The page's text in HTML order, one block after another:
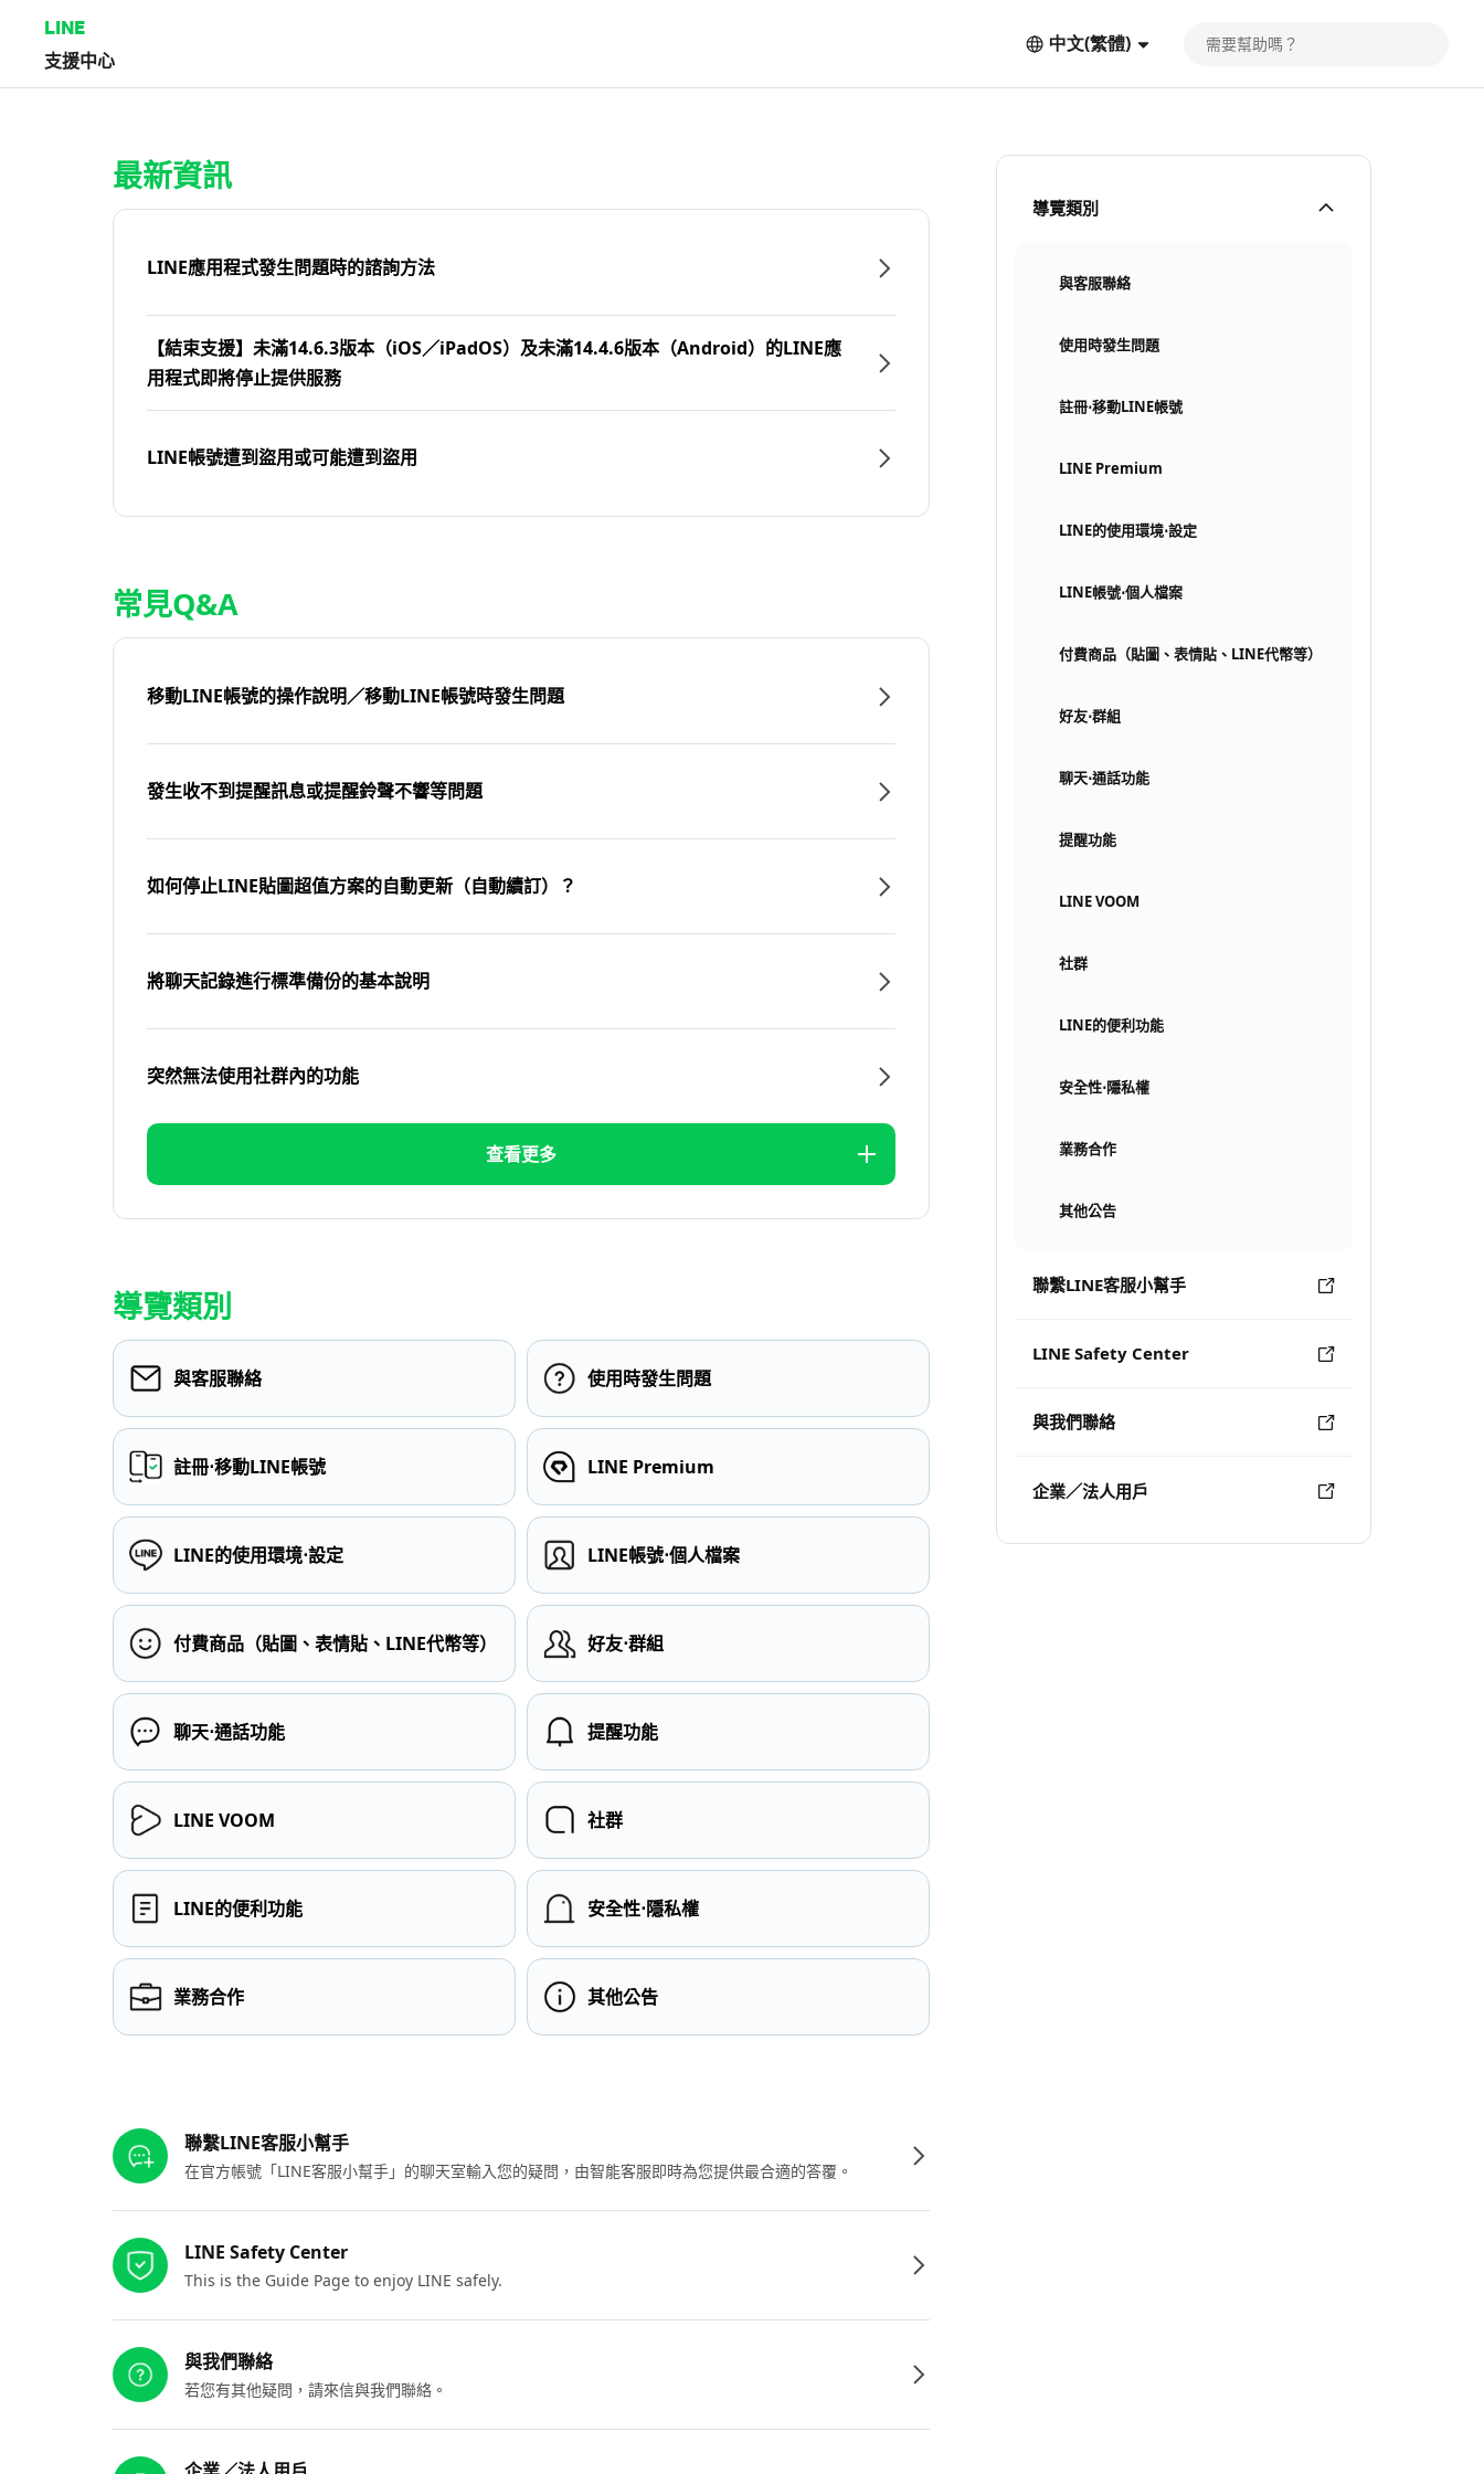
LINE
支援中心
中文(繁體)
導覽類別
與客服聯絡
使用時發生問題
註冊⋅移動LINE帳號
LINE Premium
LINE的使用環境⋅設定
LINE帳號⋅個人檔案
付費商品（貼圖、表情貼、LINE代幣等）
好友⋅群組
聊天⋅通話功能
提醒功能
LINE VOOM
社群
LINE的便利功能
安全性⋅隱私權
業務合作
其他公告
聯繫LINE客服小幫手
LINE Safety Center
與我們聯絡
企業／法人用戶
最新資訊
LINE應用程式發生問題時的諮詢方法
【結束支援】未滿14.6.3版本（iOS／iPadOS）及未滿14.4.6版本（Android）的LINE應
用程式即將停止提供服務
LINE帳號遭到盜用或可能遭到盜用
常見Q&A
移動LINE帳號的操作說明／移動LINE帳號時發生問題
發生收不到提醒訊息或提醒鈴聲不響等問題
如何停止LINE貼圖超值方案的自動更新（自動續訂）？
將聊天記錄進行標準備份的基本說明
突然無法使用社群內的功能
查看更多
導覽類別
與客服聯絡 使用時發生問題
註冊⋅移動LINE帳號 LINE Premium
LINE的使用環境⋅設定 LINE帳號⋅個人檔案
付費商品（貼圖、表情貼、LINE代幣等） 好友⋅群組
聊天⋅通話功能 提醒功能
LINE VOOM 社群
LINE的便利功能 安全性⋅隱私權
業務合作 其他公告
聯繫LINE客服小幫手
在官方帳號「LINE客服小幫手」的聊天室輸入您的疑問，由智能客服即時為您提供最合適的答覆。
LINE Safety Center
This is the Guide Page to enjoy LINE safely.
與我們聯絡
若您有其他疑問，請來信與我們聯絡。